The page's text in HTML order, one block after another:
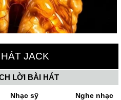
JACK
LỜI BÀI HÁT
Nhạc sỹ Nghe nhạc